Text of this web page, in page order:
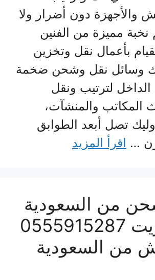
والأجهزة دون أضرار ولا
مميزة من الفنين
بأعمال نقل وتخزين
وسائل نقل وشحن ضخمة
لترتيب ونقل
المكاتب والمنشآت،
تصل أبعد الطوابق
… اقرأ المزيد
من السعودية
الي الكويت 0555915287
من السعودية